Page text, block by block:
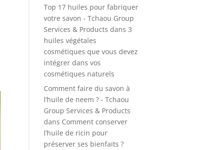
Top 17 huiles pour fabriquer
votre savon - Tchaou Group
Services & Products dans3
huiles végétales
cosmétiques que vous devez
intégrer dans vos
cosmétiques naturels
Comment faire du savon à
l’huile de neem ? - Tchaou
Group Services & Products
dans Comment conserver
l’huile de ricin pour
préserver ses bienfaits ?